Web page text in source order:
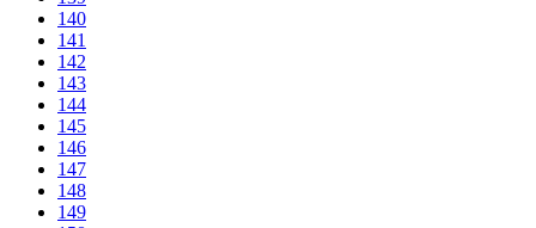
140
141
142
143
144
145
146
147
148
149